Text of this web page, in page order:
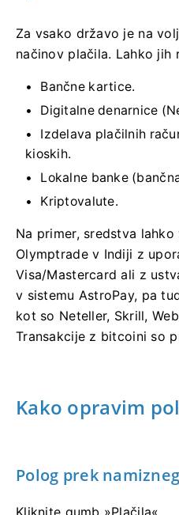
Za vsako državo je na
načinov plačila. Lahko jih
Bančne kartice.
Digitalne denarnice
Izdelava plačilnih
kioskih.
Lokalne banke
Kriptovalute.
Na primer, sredstva
Olymptrade v Indiji z
Visa/Mastercard ali z
v sistemu AstroPay, pa
kot so Neteller, Skrill,
Transakcije z bitcoini so
Kako opravim
Polog prek
Kliknite gumb »Plačila«.